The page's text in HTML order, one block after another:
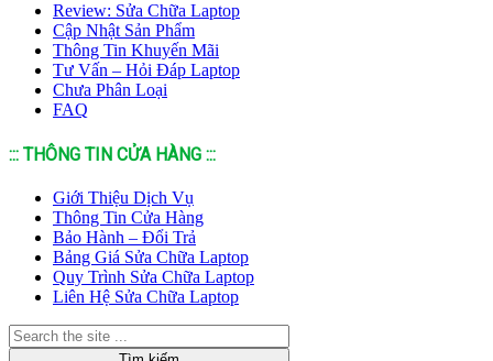
Review: Sửa Chữa Laptop
Cập Nhật Sản Phẩm
Thông Tin Khuyến Mãi
Tư Vấn – Hỏi Đáp Laptop
Chưa Phân Loại
FAQ
::: THÔNG TIN CỬA HÀNG :::
Giới Thiệu Dịch Vụ
Thông Tin Cửa Hàng
Bảo Hành – Đổi Trả
Bảng Giá Sửa Chữa Laptop
Quy Trình Sửa Chữa Laptop
Liên Hệ Sửa Chữa Laptop